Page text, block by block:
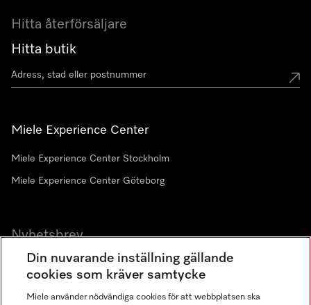
Hitta återförsäljare
Hitta butik
Miele Experience Center
Miele Experience Center Stockholm
Miele Experience Center Göteborg
Nyhetsbrev
Gå med i vår gemenskap
Din nuvarande inställning gällande
cookies som kräver samtycke
Miele använder nödvändiga cookies för att webbplatsen ska